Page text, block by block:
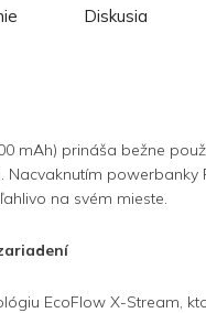
Diskusia
mAh) prináša bežne
na svém mieste.
EcoFlow X-Stream,